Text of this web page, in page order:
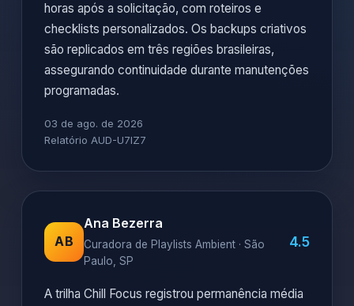
horas após a solicitação, com roteiros e
checklists personalizados. Os backups criativos
são replicados em três regiões brasileiras,
assegurando continuidade durante manutenções
programadas.
03 de ago. de 2026
Relatório AUD-U7IZ7
AB
Ana Bezerra
Curadora de Playlists Ambient · São
Paulo, SP
4.5
A trilha Chill Focus registrou permanência média